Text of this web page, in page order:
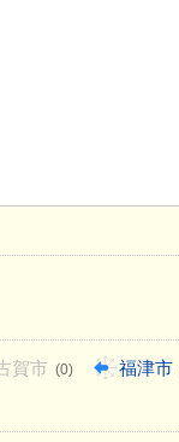
賀市 (0) 福津市